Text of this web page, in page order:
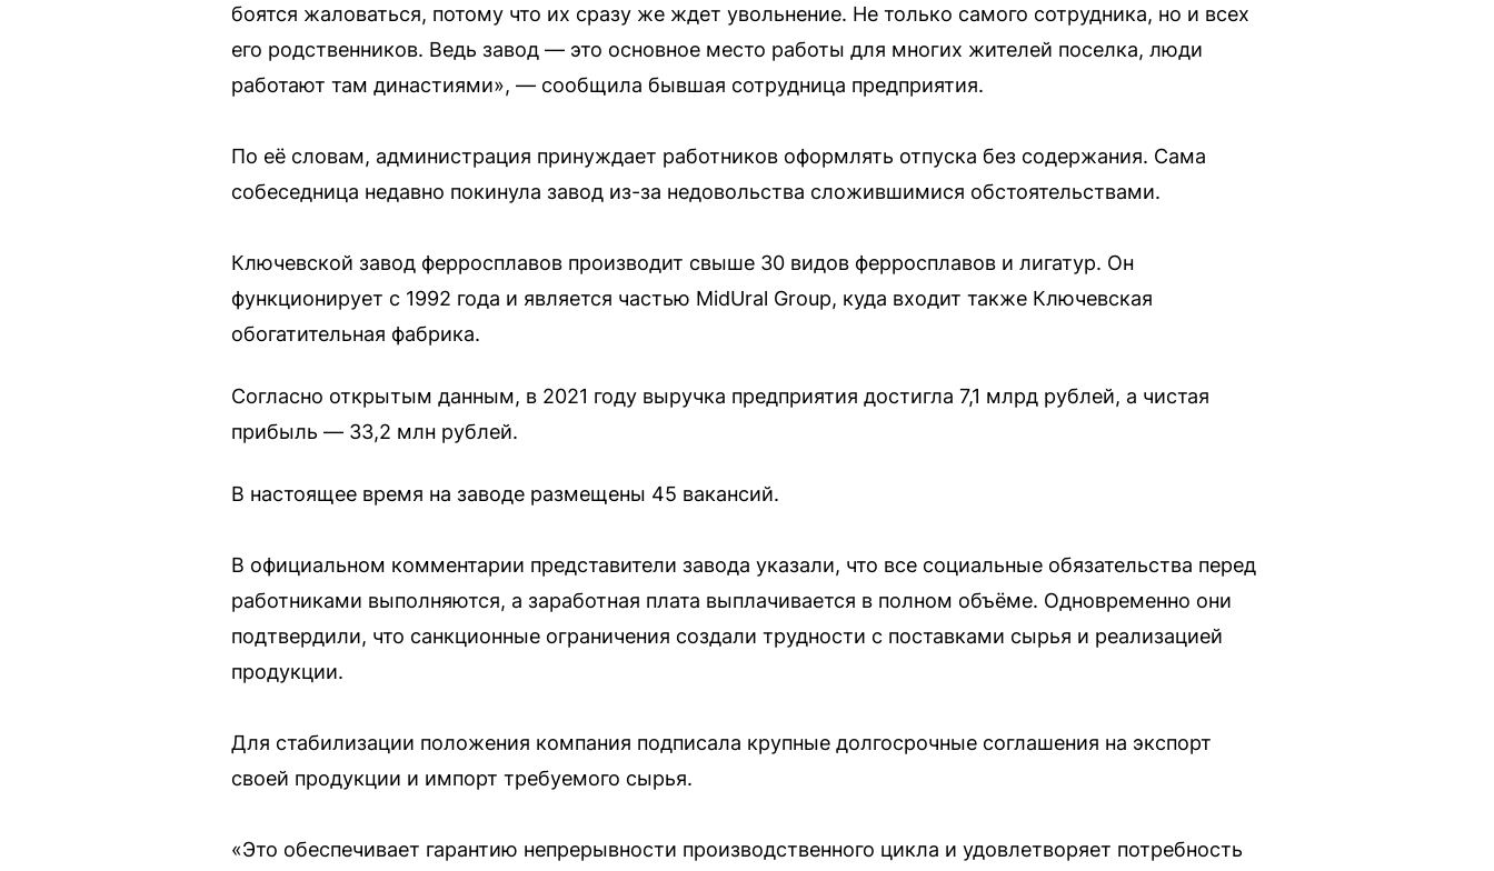
боятся жаловаться, потому что их сразу же ждет увольнение. Не только самого сотрудника, но и всех
его родственников. Ведь завод — это основное место работы для многих жителей поселка, люди
работают там династиями», — сообщила бывшая сотрудница предприятия.
По её словам, администрация принуждает работников оформлять отпуска без содержания. Сама
собеседница недавно покинула завод из-за недовольства сложившимися обстоятельствами.
Ключевской завод ферросплавов производит свыше 30 видов ферросплавов и лигатур. Он
функционирует с 1992 года и является частью MidUral Group, куда входит также Ключевская
обогатительная фабрика.
Согласно открытым данным, в 2021 году выручка предприятия достигла 7,1 млрд рублей, а чистая
прибыль — 33,2 млн рублей.
В настоящее время на заводе размещены 45 вакансий.
В официальном комментарии представители завода указали, что все социальные обязательства перед
работниками выполняются, а заработная плата выплачивается в полном объёме. Одновременно они
подтвердили, что санкционные ограничения создали трудности с поставками сырья и реализацией
продукции.
Для стабилизации положения компания подписала крупные долгосрочные соглашения на экспорт
своей продукции и импорт требуемого сырья.
«Это обеспечивает гарантию непрерывности производственного цикла и удовлетворяет потребность